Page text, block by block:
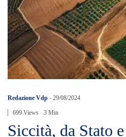
Redazione Vdp - 29/08/2024
699 Views 3 Min
Siccità, da Stato